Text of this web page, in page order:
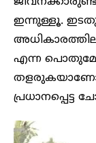
ഇന്നുള്ളൂ.
എന്ന
തളരുകയാണോ
പ്രധാനപ്പെട്ട